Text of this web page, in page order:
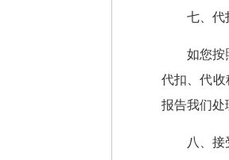
七、代
如您按
代扣、代
报告我们处
八、